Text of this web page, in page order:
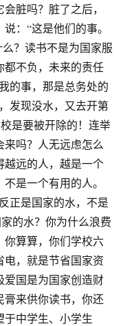
脏吗？脏了之后，
：“这是他们的事。
？读书不是为国家服
都不负，未来的责任
的事，那是总务处的
发现没水，又去开第
是要被开除的！连举
吗？人无远虑怎么
越远的人，越是一个
是一个有用的人。
正是国家的水，不是
的水？你为什么浪费
你算算，你们学校六
，就是节省国家资
爱国是为国家创造财
来供你读书，你还
于中学生、小学生